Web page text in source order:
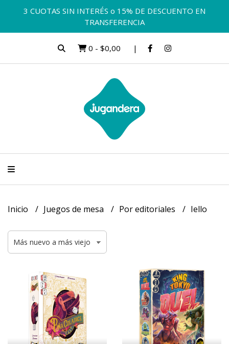
3 CUOTAS SIN INTERÉS o 15% DE DESCUENTO EN
TRANSFERENCIA
0 - $0,00
Inicio Juegos de mesa Por editoriales Iello